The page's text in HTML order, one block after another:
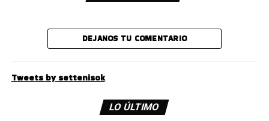
DEJANOS TU COMENTARIO
Tweets by settenisok
LO ÚLTIMO